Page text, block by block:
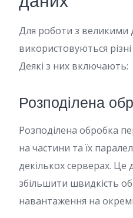
Для роботи з великими
використовуються
Деякі з них включають:
Розподілена
Розподілена обробка
на частини та їх
декількох серверах. Це
збільшити швидкість
навантаження на